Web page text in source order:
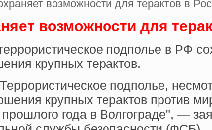
возможности для
подполье в РФ
крупных терактов.
подполье,
крупных терактов против
года в Волгограде", —